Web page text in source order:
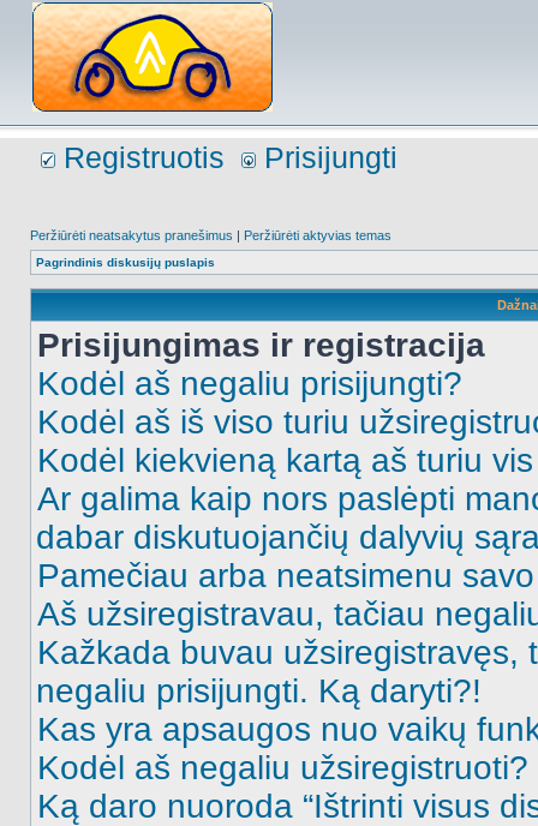
Registruotis Prisijungti
Peržiūrėti neatsakytus pranešimus | Peržiūrėti aktyvias temas
Pagrindinis diskusijų puslapis
Prisijungimas ir registracija
Kodėl aš negaliu prisijungti?
Kodėl aš iš viso turiu
Kodėl kiekvieną kartą aš turiu
Ar galima kaip nors paslėpti
dabar diskutuojančių dalyvių
Pamečiau arba neatsimenu
Aš užsiregistravau, tačiau
Kažkada buvau užsiregistravęs,
negaliu prisijungti. Ką daryti?!
Kas yra apsaugos nuo vaikų
Kodėl aš negaliu užsiregistruoti?
Ką daro nuoroda “Ištrinti visus